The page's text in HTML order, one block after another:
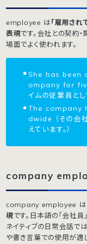
employee は「雇用さ
表現です。会社との契約
場面でよく使われます。
She has
ompany for five
イムの従業員とし
The company
dwide.（その会
えています。）
company
company employee は
現です。日本語の「会社
ネイティブの日常会話で
や書き言葉での使用が適